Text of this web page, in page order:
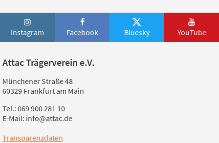
Instagram Facebook Bluesky YouTube
Attac Trägerverein e.V.
Münchener Straße 48
60329 Frankfurt am Main
Tel.: 069 900 281 10
E-Mail: info@attac.de
Transparenzdaten